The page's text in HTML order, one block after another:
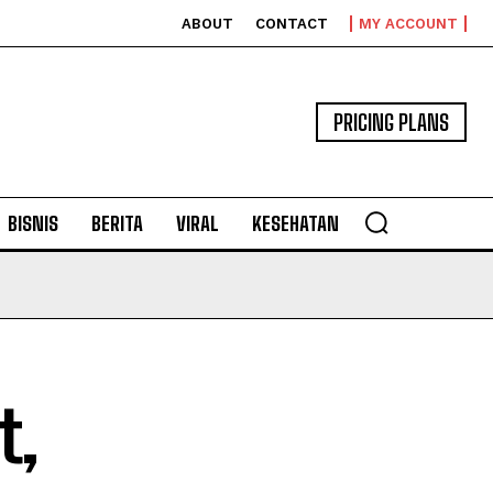
ABOUT CONTACT MY ACCOUNT
PRICING PLANS
BISNIS BERITA VIRAL KESEHATAN